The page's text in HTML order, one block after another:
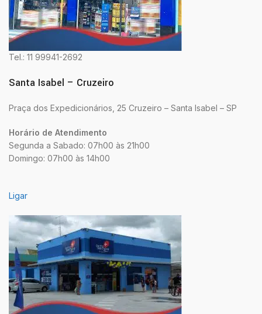
Tel.: 11 99941-2692
Santa Isabel – Cruzeiro
Praça dos Expedicionários, 25 Cruzeiro – Santa Isabel – SP
Horário de Atendimento
Segunda a Sabado: 07h00 às 21h00
Domingo: 07h00 às 14h00
Ligar